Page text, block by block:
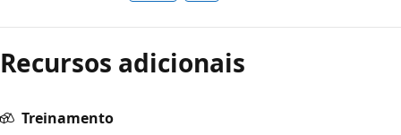
Recursos adicionais
Treinamento